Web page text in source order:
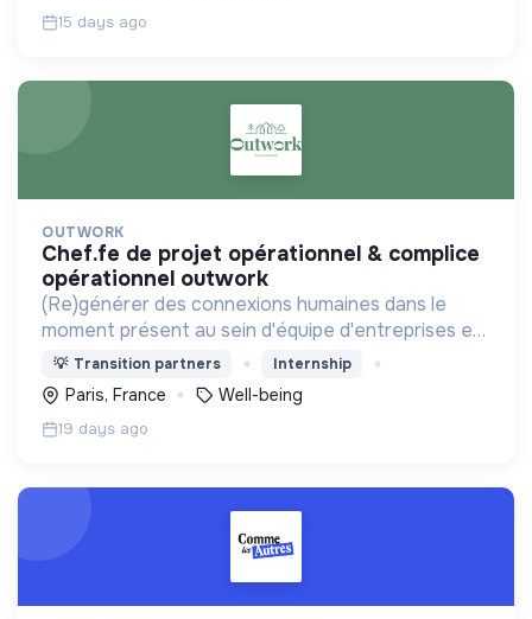
15 days ago
OUTWORK
chef.fe de projet opérationnel & complice
opérationnel outwork
(Re)générer des connexions humaines dans le
moment présent au sein d'équipe d'entreprises en
proposant des expériences à fort impact humain
et à faible impact environnemental.
💡 Transition partners Internship
Paris, France Well-being
19 days ago